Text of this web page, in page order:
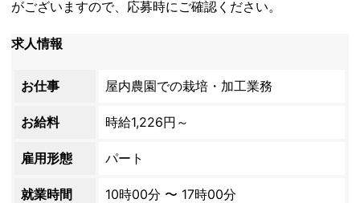
がございますので、応募時にご確認ください。
求人情報
お仕事 屋内農園での栽培・加工業務
お給料 時給1,226円～
雇用形態 パート
就業時間 10時00分 〜 17時00分